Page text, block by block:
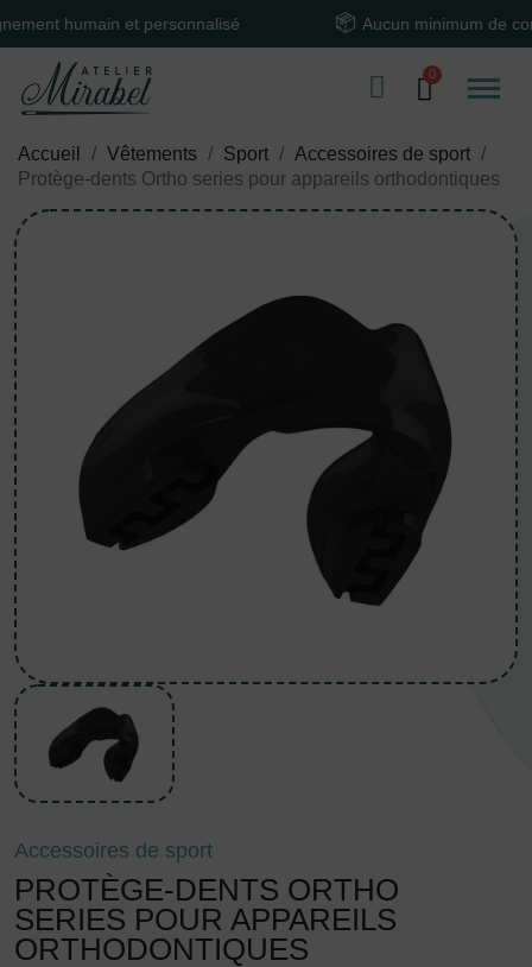
humain et personnalisé Aucun minimum de
Accueil Vêtements Sport
Accessoires de sport
Protège-dents Ortho series pour appareils orthodontiques
Accessoires de sport
PROTÈGE-DENTS ORTHO
SERIES POUR APPAREILS
ORTHODONTIQUES